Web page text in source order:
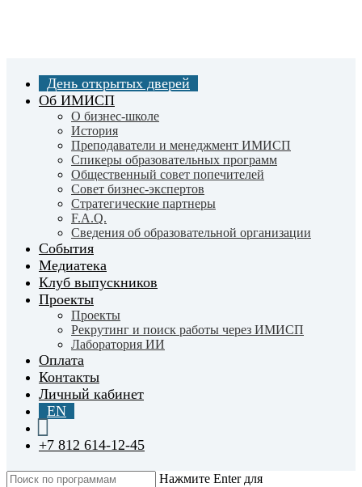
День открытых дверей
Об ИМИСП
О бизнес-школе
История
Преподаватели и менеджмент ИМИСП
Спикеры образовательных программ
Общественный совет попечителей
Совет бизнес-экспертов
Cтратегические партнеры
F.A.Q.
Сведения об образовательной организации
События
Медиатека
Клуб выпускников
Проекты
Проекты
Рекрутинг и поиск работы через ИМИСП
Лаборатория ИИ
Оплата
Контакты
Личный кабинет
EN
+7 812 614-12-45
Нажмите Enter для